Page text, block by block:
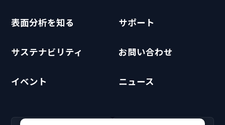
表面分析を知る サポート
サステナビリティ お問い合わせ
イベント ニュース